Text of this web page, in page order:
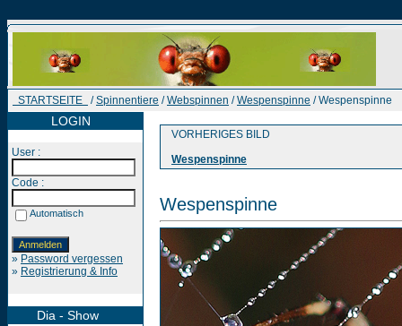
STARTSEITE /Spinnentiere /Webspinnen /Wespenspinne / Wespenspinne
LOGIN
User :
Code :
Automatisch
» Password vergessen
» Registrierung & Info
Dia - Show
VORHERIGES BILD
Wespenspinne
Wespenspinne